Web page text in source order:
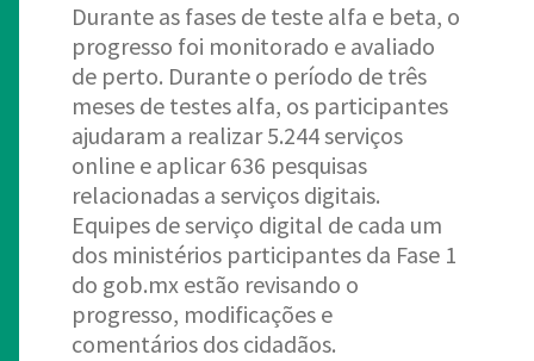
Durante as fases de teste alfa e beta, o
progresso foi monitorado e avaliado
de perto. Durante o período de três
meses de testes alfa, os participantes
ajudaram a realizar 5.244 serviços
online e aplicar 636 pesquisas
relacionadas a serviços digitais.
Equipes de serviço digital de cada um
dos ministérios participantes da Fase 1
do gob.mx estão revisando o
progresso, modificações e
comentários dos cidadãos.